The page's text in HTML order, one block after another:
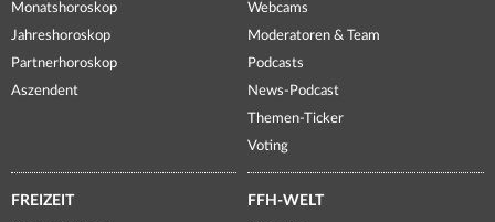
Monatshoroskop
Jahreshoroskop
Partnerhoroskop
Aszendent
Webcams
Moderatoren & Team
Podcasts
News-Podcast
Themen-Ticker
Voting
FREIZEIT FFH-WELT